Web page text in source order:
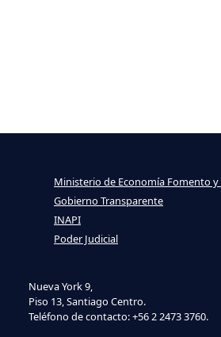
Nueva York 9,
Piso 13, Santiago Centro.
Teléfono de contacto: +56 2 2473 3760.
Ministerio de Economía Fomento y
Gobierno Transparente
INAPI
Poder Judicial